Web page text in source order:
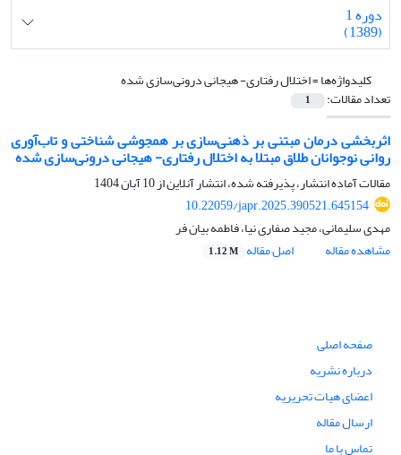
دوره 1
(1389)
کلیدواژه‌ها =اختلال رفتاری- هیجانی درونی‌سازی شده
تعداد مقالات: 1
اثربخشی درمان مبتنی بر ذهنی‌سازی بر همجوشی شناختی و تاب‌آوری
روانی نوجوانان طلاق مبتلا به اختلال رفتاری- هیجانی درونی‌سازی شده
مقالات آماده انتشار، پذیرفته شده، انتشار آنلاین از10 آبان 1404
10.22059/japr.2025.390521.645154
مهدی سلیمانی، مجید صفاری نیا، فاطمه بیان فر
مشاهده مقاله
اصل مقاله 1.12 M
صفحه اصلی
درباره نشریه
اعضای هیات تحریریه
ارسال مقاله
تماس با ما